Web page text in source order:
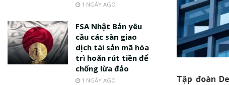
Tập đoàn
1 NGÀY AGO
FSA Nhật Bản yêu
cầu các sàn giao
dịch tài sản mã hóa
trì hoãn rút tiền để
chống lừa đảo
1 NGÀY AGO